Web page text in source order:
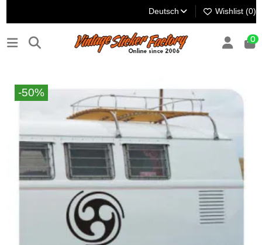
Deutsch Wishlist (0)
0
-50%